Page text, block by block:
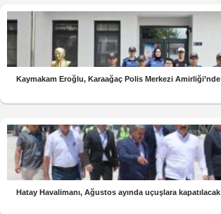
Kaymakam Eroğlu, Karaağaç Polis Merkezi Amirliği’nde
Hatay Havalimanı, Ağustos ayında uçuşlara kapatılacak